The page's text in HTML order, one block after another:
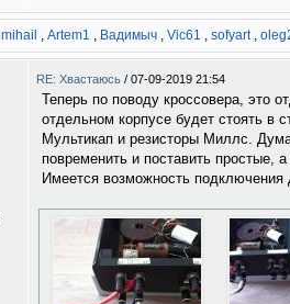
mihail , Artem1 , Вадимыч , Vic61 , sofyart,
RE: Хвастаюсь / 07-09-2019 21:54
Теперь по поводу кроссовера, это
отдельном корпусе будет стоять в
Мультикап и резисторы Миллс.
повременить и поставить простые,
Имеется возможность подключения